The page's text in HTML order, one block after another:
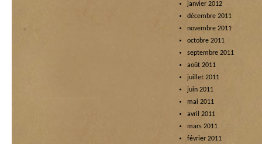
janvier 2012
décembre 2011
novembre 2011
octobre 2011
septembre 2011
août 2011
juillet 2011
juin 2011
mai 2011
avril 2011
mars 2011
février 2011